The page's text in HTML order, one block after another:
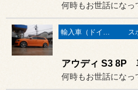
輸入車（ドイツ車）の作業 ス
アウディ S3 8P